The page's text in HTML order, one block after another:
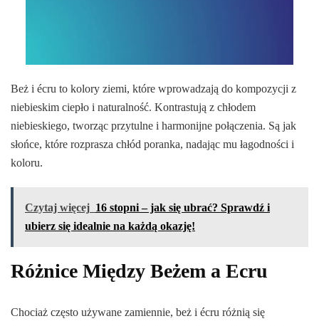
Beż i écru to kolory ziemi, które wprowadzają do kompozycji z
niebieskim ciepło i naturalność. Kontrastują z chłodem
niebieskiego, tworząc przytulne i harmonijne połączenia. Są jak
słońce, które rozprasza chłód poranka, nadając mu łagodności i
koloru.
Czytaj więcej 16 stopni – jak się ubrać? Sprawdź i
ubierz się idealnie na każdą okazję!
Różnice Między Beżem a Ecru
Chociaż często używane zamiennie, beż i écru różnią się